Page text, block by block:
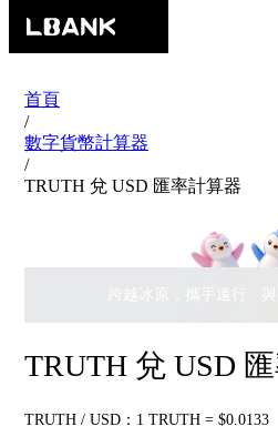
首頁
/
數字貨幣計算器
/
TRUTH 兌 USD 匯率計算器
TRUTH 兌 USD
TRUTH / USD：1 TRUTH = $0.0133